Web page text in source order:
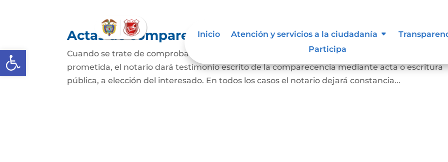
Abrir barra de herramientas
Inicio Atención y servicios a la ciudadanía
Participa
Actas de comparecencia para otorgar escritura pública
Cuando se trate de comprobar que una persona concurrió a la notaría a otorgar una escritura
prometida, el notario dará testimonio escrito de la comparecencia mediante acta o escritura
pública, a elección del interesado. En todos los casos el notario dejará constancia...